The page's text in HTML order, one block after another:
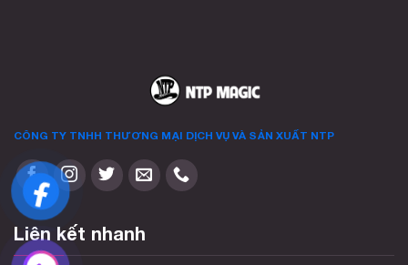
CÔNG TY TNHH THƯƠNG MẠI DỊCH VỤ VÀ SẢN XUẤT NTP
Liên kết nhanh